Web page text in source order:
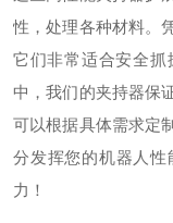
性，处理各种材料。
它们非常适合安全抓
中，我们的夹持器保
可以根据具体需求定
分发挥您的机器人
力！